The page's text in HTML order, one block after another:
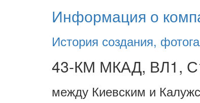
Информация о
История создания,
43-КМ МКАД, ВЛ1,
между Киевским и